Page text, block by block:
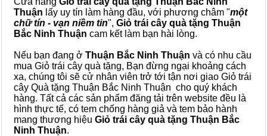
Thuận lấy uy tín làm hàng đầu, với phương châm "một
chữ tín - vạn niềm tin", Giỏ trái cây quà tặng Thuận
Bắc Ninh Thuận cam kết làm bạn hài lòng.
Nếu bạn đang ở Thuận Bắc Ninh Thuận và có nhu cầu
mua Giỏ trái cây quà tặng, Bạn đừng ngại khoảng cách
xa, chúng tôi sẽ cử nhân viên trở tới tận nơi giao Giỏ trái
cây Quà tặng Thuận Bắc Ninh Thuận cho quý khách
hàng. Tất cả các sản phẩm đăng tải trên website đều là
hình thực tế, có tem chống hàng giả và tem bảo hành
mang thương hiệu Giỏ trái cây quà tặng Thuận Bắc
Ninh Thuận.